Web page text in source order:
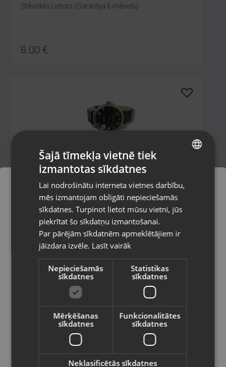
Stāvoklis Lietots (Garantija 6 mēneši)
8.00 €
Coach 14502780
Rīga, Ieriķu iela 3
Stāvoklis Jauns (Garantija 24 mēneši)
50.00€
/mēn.
2HOWE F4250G
Pasūtījumi tiks piegādāti uz
izvēlēto valsti
Vietnes saturs būs attēlots izvēlētajā
valodā
Valsts
Latviešu / Latvian
RUSSIAN
Šajā tīmekļa vietnē tiek
izmantotas sīkdatnes
Lai nodrošinātu interneta vietnes darbību,
mēs izmantojam obligāti nepieciešamās
sīkdatnes. Turpinot lietot mūsu vietni, jūs
piekrītat šo sīkdatņu izmantošanai.
Par pārējām sīkdatnēm apmeklētājiem ir
jāizdara izvēle. Lasīt vairāk
Nepieciešamās
sīkdatnes
Statistikas
sīkdatnes
Mērķēšanas
sīkdatnes
Funkcionalitātes
sīkdatnes
Neklasificētās sīkdatnes